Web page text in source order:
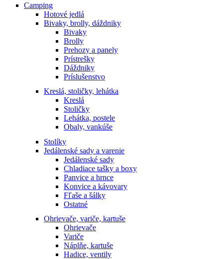
Camping
Hotové jedlá
Bivaky, brolly, dáždniky
Bivaky
Brolly
Prehozy a panely
Prístrešky
Dáždniky
Príslušenstvo
Kreslá, stoličky, lehátka
Kreslá
Stoličky
Lehátka, postele
Obaly, vankúše
Stolíky
Jedálenské sady a varenie
Jedálenské sady
Chladiace tašky a boxy
Panvice a hrnce
Konvice a kávovary
Fľaše a šálky
Ostatné
Ohrievače, variče, kartuše
Ohrievače
Variče
Náplňe, kartuše
Hadice, ventily